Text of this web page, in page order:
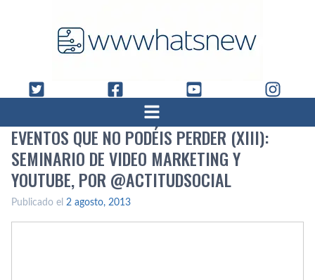
EVENTOS QUE NO PODÉIS PERDER (XIII):
SEMINARIO DE VIDEO MARKETING Y
YOUTUBE, POR @ACTITUDSOCIAL
Publicado el 2 agosto, 2013